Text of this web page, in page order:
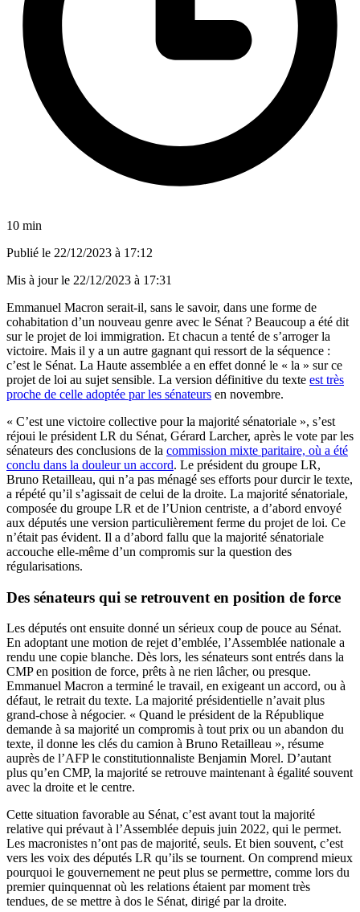
10 min
Publié le 22/12/2023 à 17:12
Mis à jour le 22/12/2023 à 17:31
Emmanuel Macron serait-il, sans le savoir, dans une forme de
cohabitation d’un nouveau genre avec le Sénat ? Beaucoup a été dit
sur le projet de loi immigration. Et chacun a tenté de s’arroger la
victoire. Mais il y a un autre gagnant qui ressort de la séquence :
c’est le Sénat. La Haute assemblée a en effet donné le « la » sur ce
projet de loi au sujet sensible. La version définitive du texte est très
proche de celle adoptée par les sénateurs en novembre.
« C’est une victoire collective pour la majorité sénatoriale », s’est
réjoui le président LR du Sénat, Gérard Larcher, après le vote par les
sénateurs des conclusions de la commission mixte paritaire, où a été
conclu dans la douleur un accord. Le président du groupe LR,
Bruno Retailleau, qui n’a pas ménagé ses efforts pour durcir le texte,
a répété qu’il s’agissait de celui de la droite. La majorité sénatoriale,
composée du groupe LR et de l’Union centriste, a d’abord envoyé
aux députés une version particulièrement ferme du projet de loi. Ce
n’était pas évident. Il a d’abord fallu que la majorité sénatoriale
accouche elle-même d’un compromis sur la question des
régularisations.
Des sénateurs qui se retrouvent en position de force
Les députés ont ensuite donné un sérieux coup de pouce au Sénat.
En adoptant une motion de rejet d’emblée, l’Assemblée nationale a
rendu une copie blanche. Dès lors, les sénateurs sont entrés dans la
CMP en position de force, prêts à ne rien lâcher, ou presque.
Emmanuel Macron a terminé le travail, en exigeant un accord, ou à
défaut, le retrait du texte. La majorité présidentielle n’avait plus
grand-chose à négocier. « Quand le président de la République
demande à sa majorité un compromis à tout prix ou un abandon du
texte, il donne les clés du camion à Bruno Retailleau », résume
auprès de l’AFP le constitutionnaliste Benjamin Morel. D’autant
plus qu’en CMP, la majorité se retrouve maintenant à égalité souvent
avec la droite et le centre.
Cette situation favorable au Sénat, c’est avant tout la majorité
relative qui prévaut à l’Assemblée depuis juin 2022, qui le permet.
Les macronistes n’ont pas de majorité, seuls. Et bien souvent, c’est
vers les voix des députés LR qu’ils se tournent. On comprend mieux
pourquoi le gouvernement ne peut plus se permettre, comme lors du
premier quinquennat où les relations étaient par moment très
tendues, de se mettre à dos le Sénat, dirigé par la droite.